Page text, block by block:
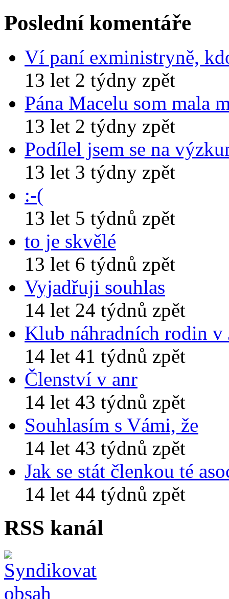
Poslední komentáře
Ví paní exministryně,
13 let 2 týdny zpět
Pána Macelu som mala
13 let 2 týdny zpět
Podílel jsem se na
13 let 3 týdny zpět
:-(
13 let 5 týdnů zpět
to je skvělé
13 let 6 týdnů zpět
Vyjadřuji souhlas
14 let 24 týdnů zpět
Klub náhradních rodin v
14 let 41 týdnů zpět
Členství v anr
14 let 43 týdnů zpět
Souhlasím s Vámi, že
14 let 43 týdnů zpět
Jak se stát členkou té
14 let 44 týdnů zpět
RSS kanál